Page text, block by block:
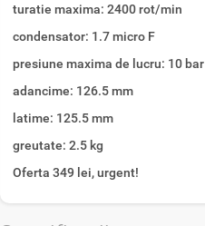
turatie maxima: 2400 rot/min
condensator: 1.7 micro F
presiune maxima de lucru: 10 bar
adancime: 126.5 mm
latime: 125.5 mm
greutate: 2.5 kg
Oferta 349 lei, urgent!